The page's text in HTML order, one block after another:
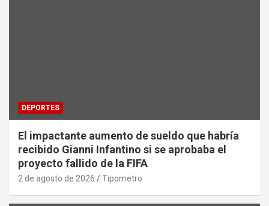
DEPORTES
El impactante aumento de sueldo que habría
recibido Gianni Infantino si se aprobaba el
proyecto fallido de la FIFA
2 de agosto de 2026 Tipometro